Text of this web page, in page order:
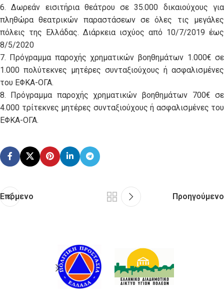
6. Δωρεάν εισιτήρια θεάτρου σε 35.000 δικαιούχους για
πληθώρα θεατρικών παραστάσεων σε όλες τις μεγάλες
πόλεις της Ελλάδας. Διάρκεια ισχύος από 10/7/2019 έως
8/5/2020
7. Πρόγραμμα παροχής χρηματικών βοηθημάτων 1.000€ σε
1.000 πολύτεκνες μητέρες συνταξιούχους ή ασφαλισμένες
του ΕΦΚΑ-ΟΓΑ.
8. Πρόγραμμα παροχής χρηματικών βοηθημάτων 700€ σε
4.000 τρίτεκνες μητέρες συνταξιούχους ή ασφαλισμένες του
ΕΦΚΑ-ΟΓΑ.
Επόμενο Προηγούμενο